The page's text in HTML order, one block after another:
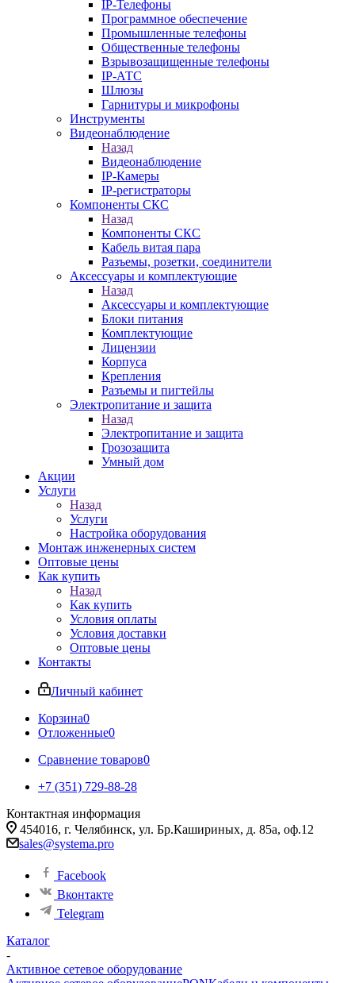
IP-Телефоны
Программное обеспечение
Промышленные телефоны
Общественные телефоны
Взрывозащищенные телефоны
IP-АТС
Шлюзы
Гарнитуры и микрофоны
Инструменты
Видеонаблюдение
Назад
Видеонаблюдение
IP-Камеры
IP-регистраторы
Компоненты СКС
Назад
Компоненты СКС
Кабель витая пара
Разъемы, розетки, соединители
Аксессуары и комплектующие
Назад
Аксессуары и комплектующие
Блоки питания
Комплектующие
Лицензии
Корпуса
Крепления
Разъемы и пигтейлы
Электропитание и защита
Назад
Электропитание и защита
Грозозащита
Умный дом
Акции
Услуги
Назад
Услуги
Настройка оборудования
Монтаж инженерных систем
Оптовые цены
Как купить
Назад
Как купить
Условия оплаты
Условия доставки
Оптовые цены
Контакты
Личный кабинет
Корзина0
Отложенные0
Сравнение товаров0
+7 (351) 729-88-28
Контактная информация
454016, г. Челябинск, ул. Бр.Кашириных, д. 85а, оф.12
sales@systema.pro
Facebook
Вконтакте
Telegram
Каталог
-
Активное сетевое оборудование